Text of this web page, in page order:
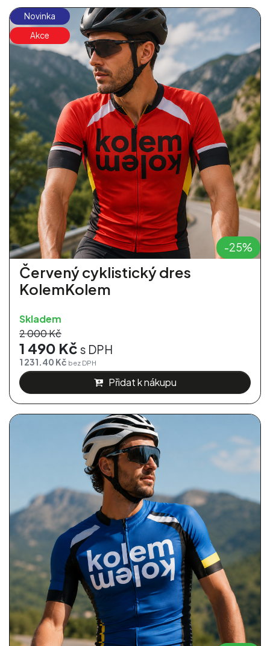
Novinka
Akce
-25%
Červený cyklistický dres
KolemKolem
Skladem
2 000 Kč
1 490 Kč s DPH
1 231.40 Kč bez DPH
Přidat k nákupu